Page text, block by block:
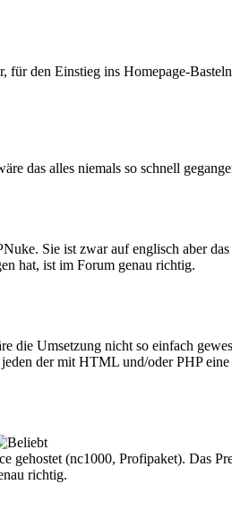
für den Einstieg ins Homepage-
das alles niemals so schnell
Sie ist zwar auf englisch aber
hat, ist im Forum genau richtig.
die Umsetzung nicht so einfach
der mit HTML und/oder PHP
gehostet (nc1000, Profipaket). Das
richtig.